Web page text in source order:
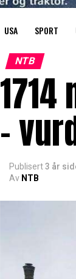
USA SPORT
NTB
–
Publisert3 år
Av NTB